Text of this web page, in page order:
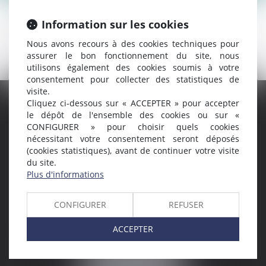
Cette page est en cours de rédaction.
AMMA MONTPELLIER
1 rue du Pont de Lattes
34070 MONTPELLIER
AMMA NÎMES
93 Chem. Bas du Mas de Boudan
30000 NÎMES
NOUS LOCALISER
Information sur les cookies
Nous avons recours à des cookies techniques pour
assurer le bon fonctionnement du site, nous
utilisons également des cookies soumis à votre
consentement pour collecter des statistiques de
visite.
Cliquez ci-dessous sur « ACCEPTER » pour accepter
le dépôt de l'ensemble des cookies ou sur «
CONFIGURER » pour choisir quels cookies
nécessitant votre consentement seront déposés
(cookies statistiques), avant de continuer votre visite
du site.
Plus d'informations
CONFIGURER REFUSER
ACCEPTER